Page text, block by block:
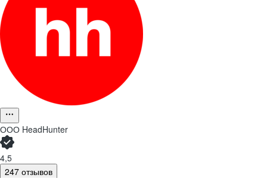
ООО HeadHunter
4,5
247 отзывов